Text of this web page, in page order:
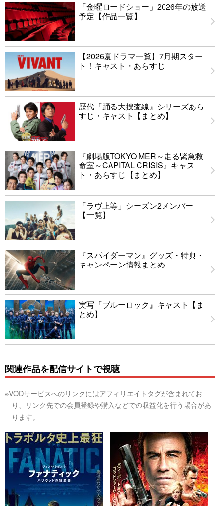
「金曜ロードショー」2026年の放送
予定【作品一覧】
【2026夏ドラマ一覧】7月期スター
ト！キャスト・あらすじ
歴代『踊る大捜査線』シリーズあら
すじ・キャスト【まとめ】
『劇場版TOKYO MER～走る緊急救
命室～CAPITAL CRISIS』キャス
ト・あらすじ【まとめ】
「ラヴ上等」シーズン2メンバー
【一覧】
『スパイダーマン』グッズ・特典・
キャンペーン情報まとめ
実写『ブルーロック』キャスト【ま
とめ】
関連作品を配信サイトで視聴
※VODサービスへのリンクにはアフィリエイトタグが含まれてお
り、リンク先での会員登録や購入などでの収益化を行う場合があ
ります。